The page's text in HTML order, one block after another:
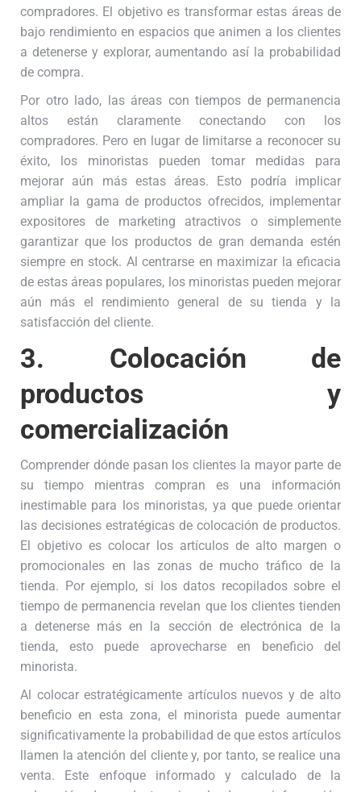
compradores. El objetivo es transformar estas áreas de
bajo rendimiento en espacios que animen a los clientes
a detenerse y explorar, aumentando así la probabilidad
de compra.
Por otro lado, las áreas con tiempos de permanencia
altos están claramente conectando con los
compradores. Pero en lugar de limitarse a reconocer su
éxito, los minoristas pueden tomar medidas para
mejorar aún más estas áreas. Esto podría implicar
ampliar la gama de productos ofrecidos, implementar
expositores de marketing atractivos o simplemente
garantizar que los productos de gran demanda estén
siempre en stock. Al centrarse en maximizar la eficacia
de estas áreas populares, los minoristas pueden mejorar
aún más el rendimiento general de su tienda y la
satisfacción del cliente.
3. Colocación de
productos y
comercialización
Comprender dónde pasan los clientes la mayor parte de
su tiempo mientras compran es una información
inestimable para los minoristas, ya que puede orientar
las decisiones estratégicas de colocación de productos.
El objetivo es colocar los artículos de alto margen o
promocionales en las zonas de mucho tráfico de la
tienda. Por ejemplo, si los datos recopilados sobre el
tiempo de permanencia revelan que los clientes tienden
a detenerse más en la sección de electrónica de la
tienda, esto puede aprovecharse en beneficio del
minorista.
Al colocar estratégicamente artículos nuevos y de alto
beneficio en esta zona, el minorista puede aumentar
significativamente la probabilidad de que estos artículos
llamen la atención del cliente y, por tanto, se realice una
venta. Este enfoque informado y calculado de la